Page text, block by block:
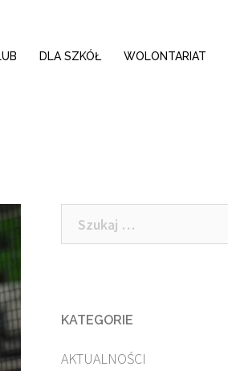
DLA SZKÓŁ WOLONTARIAT
Szukaj:
KATEGORIE
AKTUALNOŚCI